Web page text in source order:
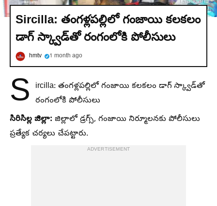
Sircilla: తంగళ్లపల్లిలో గంజాయి కలకలం
డాగ్ స్క్వాడ్‌తో రంగంలోకి పోలీసులు
hmtv 1 month ago
S
ircilla: తంగళ్లపల్లిలో గంజాయి కలకలం డాగ్ స్క్వాడ్‌తో
రంగంలోకి పోలీసులు
సిరిసిల్ల జిల్లా: జిల్లాలో డ్రగ్స్, గంజాయి నిర్మూలనకు పోలీసులు
ప్రత్యేక చర్యలు చేపట్టారు.
ADVERTISEMENT